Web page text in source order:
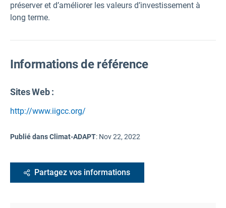
préserver et d’améliorer les valeurs d’investissement à
long terme.
Informations de référence
Sites Web :
http://www.iigcc.org/
Publié dans Climat-ADAPT: Nov 22, 2022
Partagez vos informations